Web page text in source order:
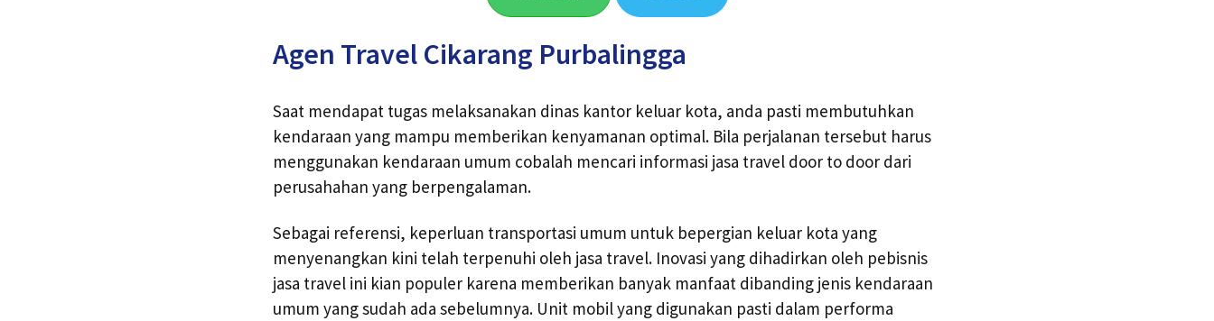
Agen Travel Cikarang Purbalingga
Saat mendapat tugas melaksanakan dinas kantor keluar kota, anda pasti membutuhkan
kendaraan yang mampu memberikan kenyamanan optimal. Bila perjalanan tersebut harus
menggunakan kendaraan umum cobalah mencari informasi jasa travel door to door dari
perusahahan yang berpengalaman.
Sebagai referensi, keperluan transportasi umum untuk bepergian keluar kota yang
menyenangkan kini telah terpenuhi oleh jasa travel. Inovasi yang dihadirkan oleh pebisnis
jasa travel ini kian populer karena memberikan banyak manfaat dibanding jenis kendaraan
umum yang sudah ada sebelumnya. Unit mobil yang digunakan pasti dalam performa